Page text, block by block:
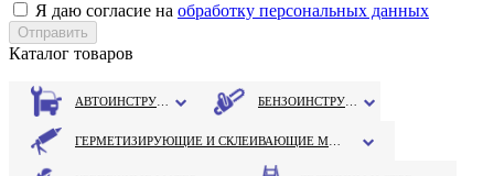
Я даю согласие на обработку персональных данных
Каталог товаров